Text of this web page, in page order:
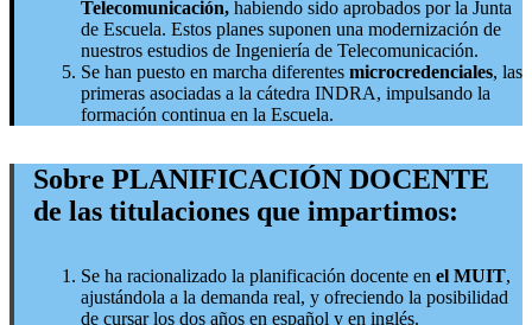
Telecomunicación, habiendo sido aprobados por la Junta
de Escuela. Estos planes suponen una modernización de
nuestros estudios de Ingeniería de Telecomunicación.
Se han puesto en marcha diferentes microcredenciales, las
primeras asociadas a la cátedra INDRA, impulsando la
formación continua en la Escuela.
Sobre PLANIFICACIÓN DOCENTE
de las titulaciones que impartimos:
Se ha racionalizado la planificación docente en el MUIT,
ajustándola a la demanda real, y ofreciendo la posibilidad
de cursar los dos años en español y en inglés.